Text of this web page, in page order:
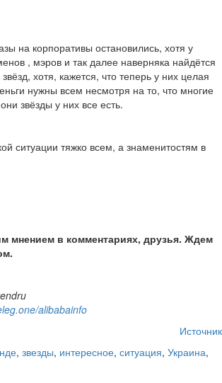
на корпоративы остановились, хотя у
, мэров и так далее наверняка найдётся
хотя, кажется, что теперь у них целая
нужны всем несмотря на то, что многие
звёзды у них все есть.
ситуации тяжко всем, а знаменитостям в
мнением в комментариях, друзья. Ждем
alibabainfo
Источник
, звезды, интересное, ситуация, Украина,